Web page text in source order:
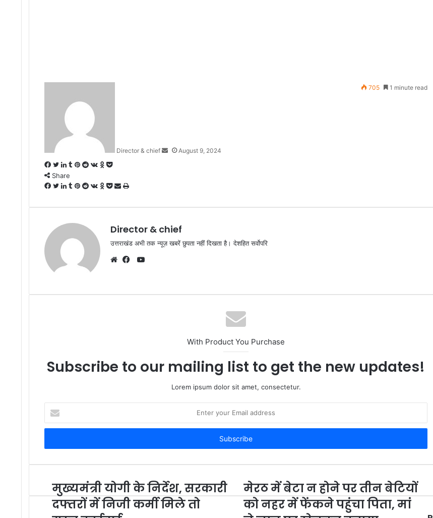
Director & chief August 9, 2024
705 1 minute read
Facebook
Twitter
LinkedIn
Tumblr
Pinterest
RedditVKontakte
Odnoklassniki
Pocket
Share
Facebook
Twitter
LinkedIn
Tumblr
Pinterest
RedditVKontakte
Odnoklassniki
Pocket
Share
Email
Print
Director & chief
उत्तराखंड अभी तक न्यूज़ खबरें छुपता नहीं दिखता है। देशहित सर्वोपरि
YouTube
With Product You Purchase
Subscribe to our mailing list to get the new updates!
Lorem ipsum dolor sit amet, consectetur.
your
Email
मुख्यमंत्री योगी के निर्देश, सरकारी
दफ्तरों में निजी कर्मी मिले तो
मेरठ में बेटा न होने पर तीन बेटियों
को नहर में फेंकने पहुंचा पिता, मां